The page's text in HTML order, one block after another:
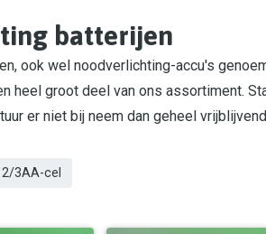
batterijen
ook wel noodverlichting-accu's
heel groot deel van ons assortiment.
er niet bij neem dan geheel
2/3AA-cel